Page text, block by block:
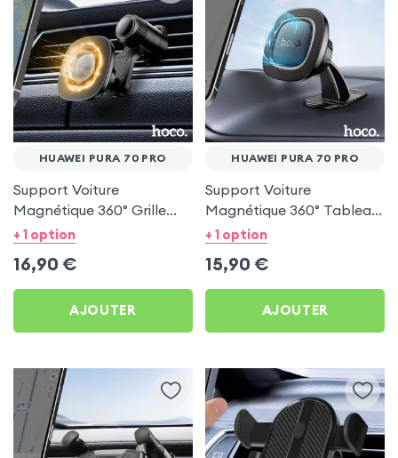
HUAWEI PURA 70 PRO
Support Voiture
Magnétique 360° Grille
d'aération Hoco pour
+ 1 option
16,90 €
AJOUTER
HUAWEI PURA 70 PRO
Support Voiture
Magnétique 360° Tableau
de bord Hoco pour
+ 1 option
15,90 €
AJOUTER